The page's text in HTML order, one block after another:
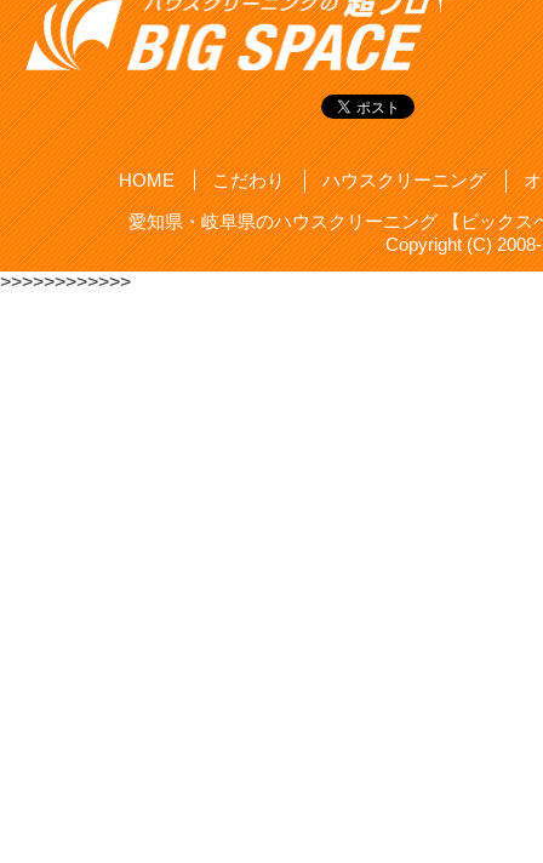
HOME こだわり ハウスクリーニング
愛知県・岐阜県のハウスクリーニング 【ビック
Copyright (C)
>>>>>>>>>>>>